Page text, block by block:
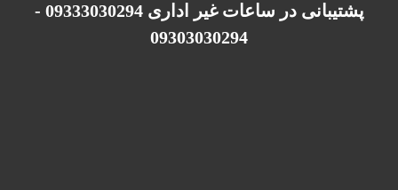
پشتیبانی در ساعات غیر اداری 09333030294 -
09303030294